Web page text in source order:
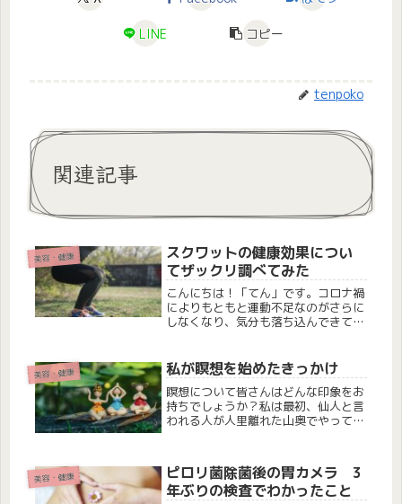
LINE コピー
tenpoko
関連記事
美容・健康
スクワットの健康効果につい
てザックリ調べてみた
こんにちは！「てん」です。コロナ禍
によりもともと運動不足なのがさらに
しなくなり、気分も落ち込んできてこ
いなぁと思いました。そこで気軽に家
でできる運動はないか？と思ってた時
に...
美容・健康 私が瞑想を始めたきっかけ
瞑想について皆さんはどんな印象をお
持ちでしょうか？私は最初、仙人と言
われる人が人里離れた山奥でやってい
じゃなくても山奥じゃなくてももっと
手軽に身近に簡単に出来てしかも脳や
身...
美容・健康
ピロリ菌除菌後の胃カメラ 3
年ぶりの検査でわかったこと